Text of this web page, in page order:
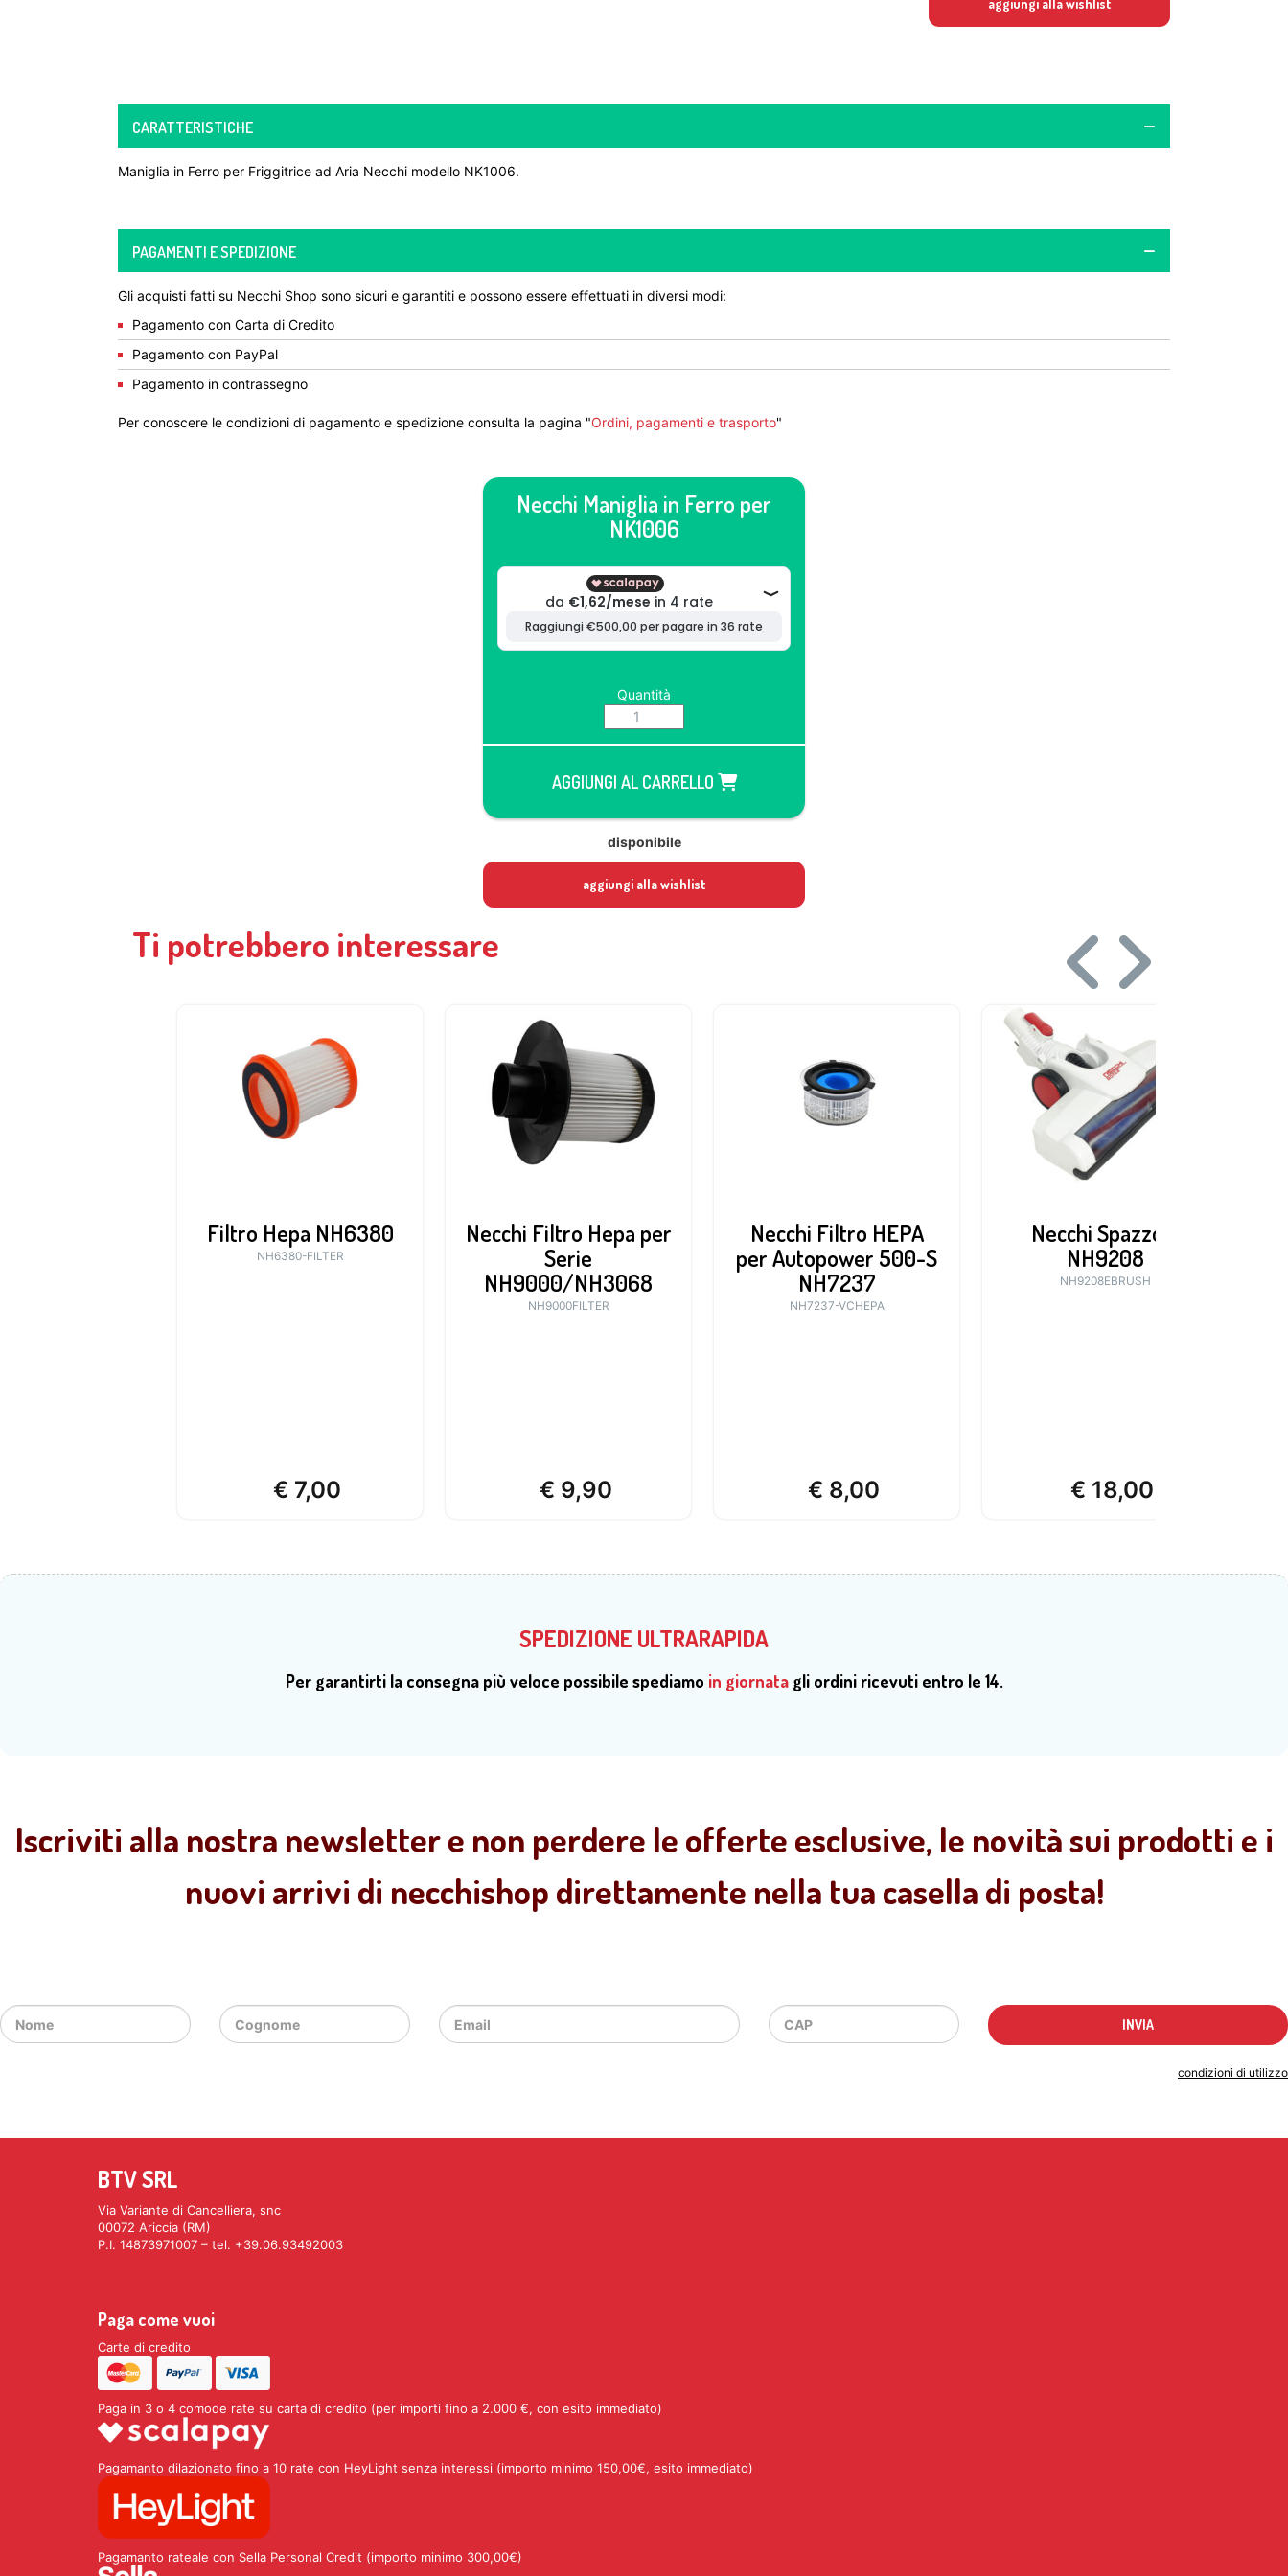
aggiungi alla wishlist
CARATTERISTICHE
Maniglia in Ferro per Friggitrice ad Aria Necchi modello NK1006.
PAGAMENTI E SPEDIZIONE
Gli acquisti fatti su Necchi Shop sono sicuri e garantiti e possono essere effettuati in diversi modi:
Pagamento con Carta di Credito
Pagamento con PayPal
Pagamento in contrassegno
Per conoscere le condizioni di pagamento e spedizione consulta la pagina "Ordini, pagamenti e trasporto"
Necchi Maniglia in Ferro per
NK1006
Quantità
AGGIUNGI AL CARRELLO
disponibile
aggiungi alla wishlist
Ti potrebbero interessare
Filtro Hepa NH6380
NH6380-FILTER
€ 7,00
Necchi Filtro Hepa per
Serie
NH9000/NH3068
NH9000FILTER
€ 9,90
Necchi Filtro HEPA
per Autopower 500-S
NH7237
NH7237-VCHEPA
€ 8,00
Necchi Spazzola
NH9208
NH9208EBRUSH
€ 18,00
SPEDIZIONE ULTRARAPIDA
Per garantirti la consegna più veloce possibile spediamo in giornatagli ordini ricevuti entro le 14.
Iscriviti alla nostra newsletter e non perdere le offerte esclusive, le novità sui prodotti e i
nuovi arrivi di necchishop direttamente nella tua casella di posta!
condizioni di utilizzo
BTV SRL
Via Variante di Cancelliera, snc
00072 Ariccia (RM)
P.I. 14873971007 – tel. +39.06.93492003
Paga come vuoi
Carte di credito
Paga in 3 o 4 comode rate su carta di credito (per importi fino a 2.000 €, con esito immediato)
Pagamanto dilazionato fino a 10 rate con HeyLight senza interessi (importo minimo 150,00€, esito immediato)
Pagamanto rateale con Sella Personal Credit (importo minimo 300,00€)